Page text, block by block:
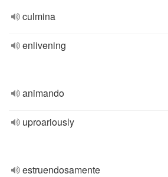
culmina
enlivening
animando
uproariously
estruendosamente